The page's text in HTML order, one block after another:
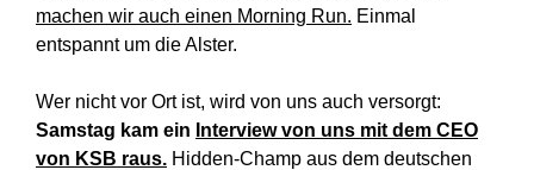
machen wir auch einen Morning Run. Einmal
entspannt um die Alster.
Wer nicht vor Ort ist, wird von uns auch versorgt:
Samstag kam ein Interview von uns mit dem CEO
von KSB raus. Hidden-Champ aus dem deutschen